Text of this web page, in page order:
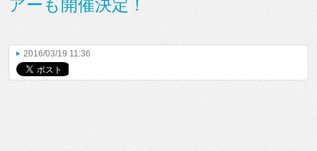
アーも開催決定！
2016/03/19 11:36